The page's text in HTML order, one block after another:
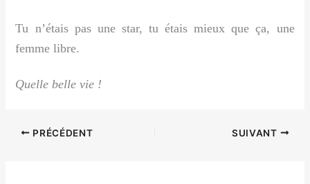
Tu n’étais pas une star, tu étais mieux que ça, une
femme libre.
Quelle belle vie !
PRÉCÉDENT SUIVANT